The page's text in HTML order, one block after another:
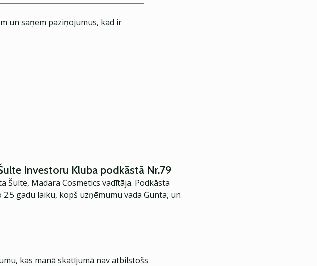
un saņem paziņojumus, kad ir
Investoru Kluba podkāstā Nr.79
Šulte, Madara Cosmetics vadītāja. Podkāsta
gadu laiku, kopš uzņēmumu vada Gunta, un
kas manā skatījumā nav atbilstošs